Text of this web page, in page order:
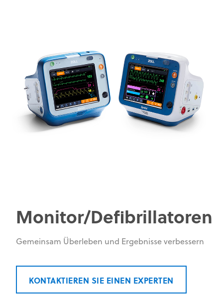
Monitor/Defibrillatoren
Gemeinsam Überleben und Ergebnisse verbessern
KONTAKTIEREN SIE EINEN EXPERTEN